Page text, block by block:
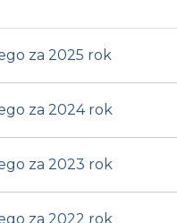
za 2025 rok
za 2024 rok
za 2023 rok
za 2022 rok